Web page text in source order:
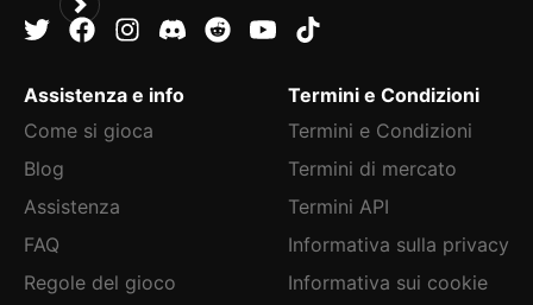
Assistenza e info
Come si gioca
Blog
Assistenza
FAQ
Regole del gioco
Termini e Condizioni
Termini e Condizioni
Termini di mercato
Termini API
Informativa sulla privacy
Informativa sui cookie